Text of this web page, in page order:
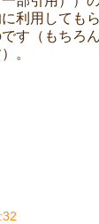
利用しても
す（もちろん
。